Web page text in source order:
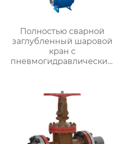
Полностью сварной
заглубленный шаровой
кран с
пневмогидравлическим